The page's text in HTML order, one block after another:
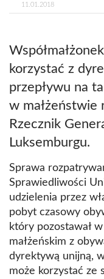
11.01.2018
korzystać z
przepływu na
w małżeństwie
Rzecznik
Luksemburgu.
Sprawa
Sprawiedliwości
udzielenia przez
pobyt czasowy
który pozostawał
małżeńskim z
dyrektywą unijną,
może korzystać ze